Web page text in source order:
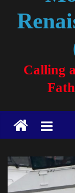
Calling